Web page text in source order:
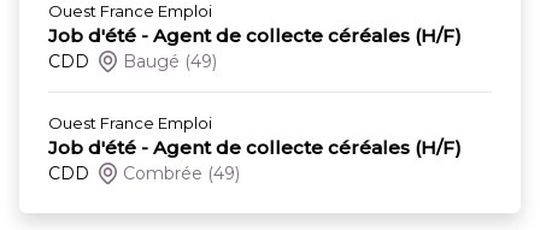
Ouest France Emploi
Job d'été - Agent de collecte céréales (H/F)
CDD Baugé (49)
Ouest France Emploi
Job d'été - Agent de collecte céréales (H/F)
CDD Combrée (49)